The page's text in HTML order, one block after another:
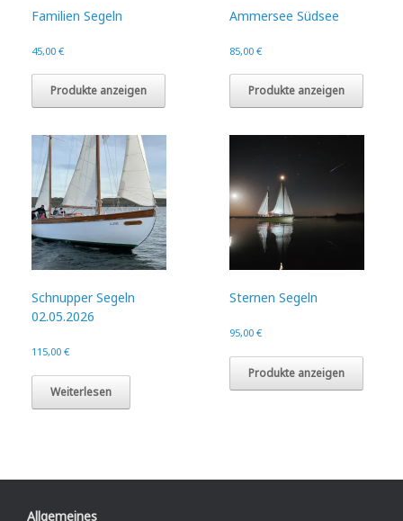
Familien Segeln
45,00 €
Produkte anzeigen
Ammersee Südsee
85,00€
Produkte anzeigen
Schnupper Segeln
02.05.2026
115,00 €
Weiterlesen
Sternen Segeln
95,00€
Produkte anzeigen
Allgemeines